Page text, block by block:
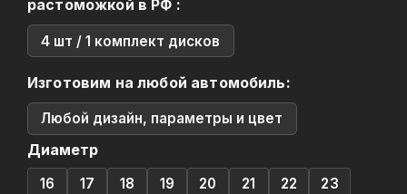
растоможкой в РФ :
4 шт / 1 комплект дисков
Изготовим на любой автомобиль:
Любой дизайн, параметры и цвет
Диаметр
16 17 18 19 20 21 22
23